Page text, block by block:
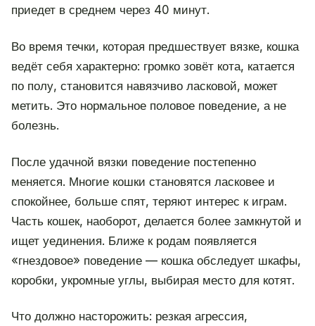
приедет в среднем через 40 минут.
Во время течки, которая предшествует вязке, кошка
ведёт себя характерно: громко зовёт кота, катается
по полу, становится навязчиво ласковой, может
метить. Это нормальное половое поведение, а не
болезнь.
После удачной вязки поведение постепенно
меняется. Многие кошки становятся ласковее и
спокойнее, больше спят, теряют интерес к играм.
Часть кошек, наоборот, делается более замкнутой и
ищет уединения. Ближе к родам появляется
«гнездовое» поведение — кошка обследует шкафы,
коробки, укромные углы, выбирая место для котят.
Что должно насторожить: резкая агрессия,